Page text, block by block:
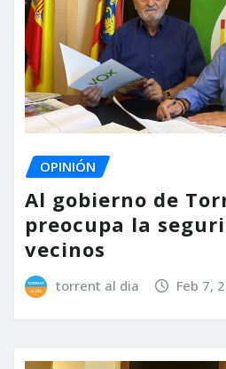
OPINIÓN
Al gobierno de
preocupa la
vecinos
torrent al dia Feb 7,